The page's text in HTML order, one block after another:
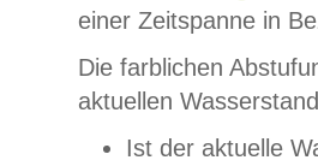
einer Zeitspanne in
Die farblichen
aktuellen
Ist der aktuelle